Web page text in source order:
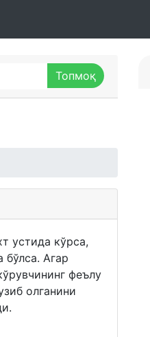
устида кўрса,
бўлса. Агар
феълу
олганини